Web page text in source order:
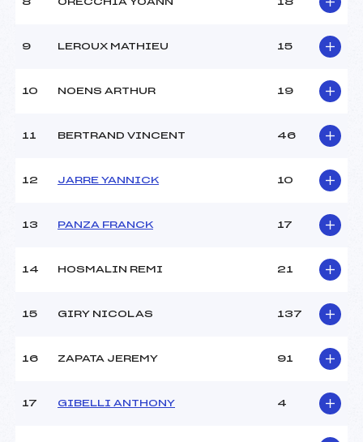
Ouvreurs C :
CLUB ()
BEAU
12H30
POINSOT JEAN CLAUDE
Ouvreurs A :
CLUB ()
CLUB ()
CLUB ()
Température départ :
-5°C
25.9200
Catégorie :
MIN->MAS
8 ORECCHIA YOANN 18
9 LEROUX MATHIEU 15
10 NOENS ARTHUR 19
11 BERTRAND VINCENT 46
12 JARRE YANNICK 10
13 PANZA FRANCK 17
14 HOSMALIN REMI 21
15 GIRY NICOLAS 137
16 ZAPATA JEREMY 91
17 GIBELLI ANTHONY 4